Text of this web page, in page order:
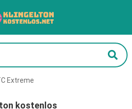
Extreme
kostenlos